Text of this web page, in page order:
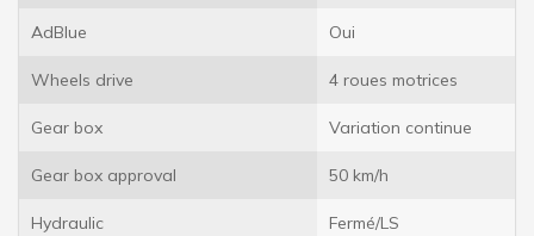
AdBlue Oui
Wheels drive 4 roues motrices
Gear box Variation continue
Gear box approval 50 km/h
Hydraulic Fermé/LS